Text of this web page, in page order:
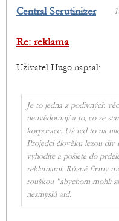
Central Scrutinizer
Re: reklama
Uživatel Hugo napsal:
Je to jedna z podivných
neuvědomují a to, co se
korporace. Už ted to na
Projedci člověku lezou
vyhodíte a pošlete do
reklamami. Různé firmy
rouškou "abychom mohli
nesmyslů atd.